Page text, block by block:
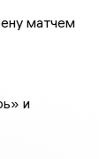
матчем
и